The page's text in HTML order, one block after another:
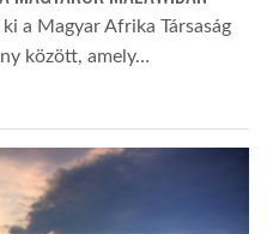
a Magyar Afrika Társaság
között, amely…